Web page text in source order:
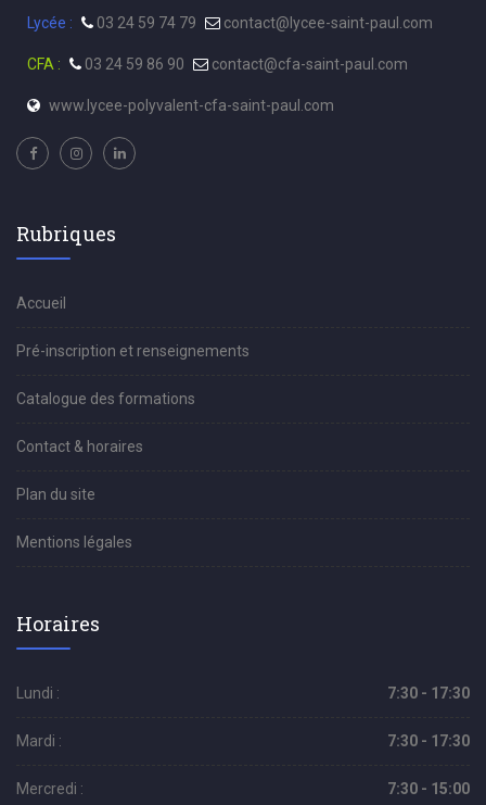
Lycée : 03 24 59 74 79 contact@lycee-saint-paul.com
CFA : 03 24 59 86 90 contact@cfa-saint-paul.com
www.lycee-polyvalent-cfa-saint-paul.com
Rubriques
Accueil
Pré-inscription et renseignements
Catalogue des formations
Contact & horaires
Plan du site
Mentions légales
Horaires
Lundi : 7:30 - 17:30
Mardi : 7:30 - 17:30
Mercredi : 7:30 - 15:00